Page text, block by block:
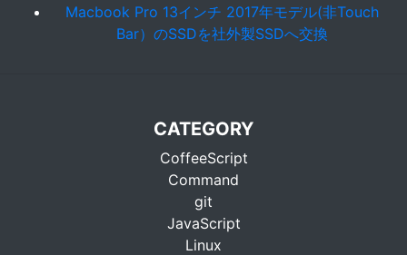
Macbook Pro 13インチ 2017年モデル(非Touch
Bar）のSSDを社外製SSDへ交換
CATEGORY
CoffeeScript
Command
git
JavaScript
Linux